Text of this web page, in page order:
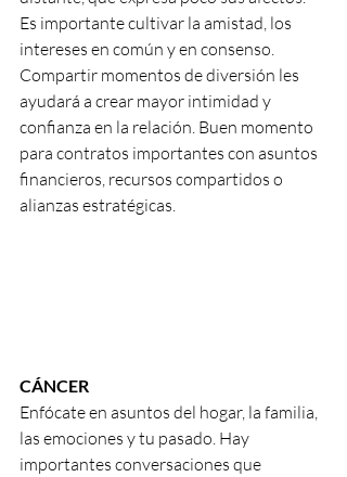
Es importante cultivar la amistad, los
intereses en común y en consenso.
Compartir momentos de diversión les
ayudará a crear mayor intimidad y
confianza en la relación. Buen momento
para contratos importantes con asuntos
financieros, recursos compartidos o
alianzas estratégicas.
CÁNCER
Enfócate en asuntos del hogar, la familia,
las emociones y tu pasado. Hay
importantes conversaciones que